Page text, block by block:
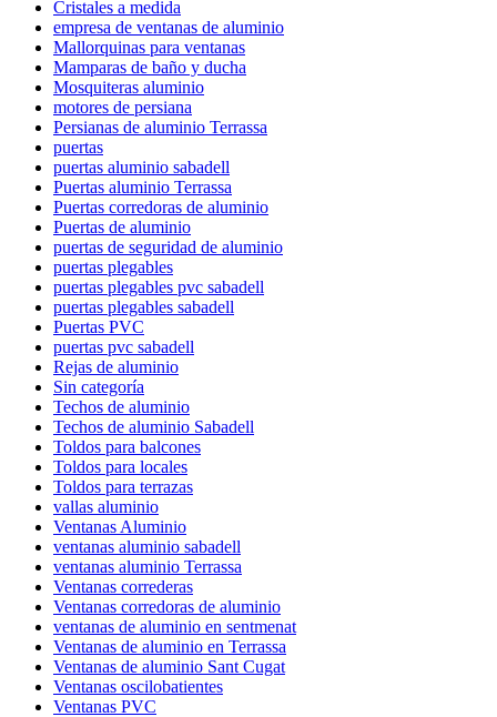
Cristales a medida
empresa de ventanas de aluminio
Mallorquinas para ventanas
Mamparas de baño y ducha
Mosquiteras aluminio
motores de persiana
Persianas de aluminio Terrassa
puertas
puertas aluminio sabadell
Puertas aluminio Terrassa
Puertas corredoras de aluminio
Puertas de aluminio
puertas de seguridad de aluminio
puertas plegables
puertas plegables pvc sabadell
puertas plegables sabadell
Puertas PVC
puertas pvc sabadell
Rejas de aluminio
Sin categoría
Techos de aluminio
Techos de aluminio Sabadell
Toldos para balcones
Toldos para locales
Toldos para terrazas
vallas aluminio
Ventanas Aluminio
ventanas aluminio sabadell
ventanas aluminio Terrassa
Ventanas correderas
Ventanas corredoras de aluminio
ventanas de aluminio en sentmenat
Ventanas de aluminio en Terrassa
Ventanas de aluminio Sant Cugat
Ventanas oscilobatientes
Ventanas PVC